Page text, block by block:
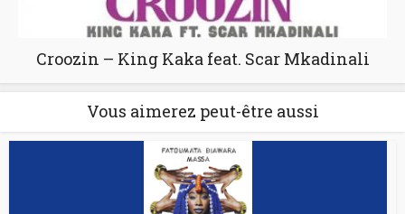
Croozin – King Kaka feat. Scar Mkadinali
Vous aimerez peut-être aussi